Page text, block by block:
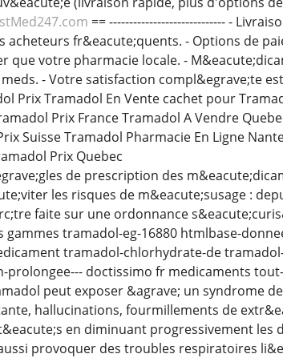
== ----------------------------- -
acheteurs fr&eacute;quents. - Options de
que votre pharmacie locale. -
- Votre satisfaction compl&egrave;te
Prix Tramadol En Vente cachet pour
Prix France Tramadol A Vendre
Suisse Tramadol Pharmacie En Ligne
Prix Quebec
de prescription des
les risques de m&eacute;susage :
faite sur une ordonnance
gammes tramadol-eg-16880 htmlbase-
tramadol-chlorhydrate-de
prolongee--- doctissimo fr medicaments
peut exposer &agrave; un syndrome
hallucinations, fourmillements de
en diminuant progressivement les
provoquer des troubles respiratoires